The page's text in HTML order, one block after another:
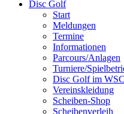
Disc Golf
Start
Meldungen
Termine
Informationen
Parcours/Anlagen
Turniere/
Disc Golf im
Vereinskleidung
Scheiben-Shop
Scheibenverleih